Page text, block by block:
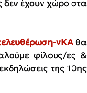
δεν έχουν χώρο στα
νΚΑ θα
φίλους/ες &
της 10ης